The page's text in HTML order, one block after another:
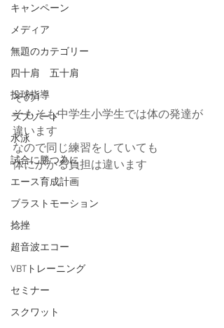
キャンペーン
メディア
無題のカテゴリー
四十肩 五十肩
投球指導
ラプソード
水泳
試合に勝つ為に
エース育成計画
ブラストモーション
捻挫
超音波エコー
VBTトレーニング
セミナー
スクワット
その1
そもそも中学生小学生では体の発達が
違います
なので同じ練習をしていても
体にかかる負担は違います